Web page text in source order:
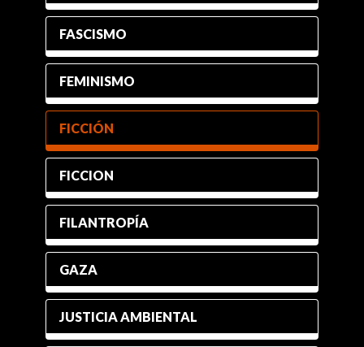
FASCISMO
FEMINISMO
FICCIÓN
FICCION
FILANTROPÍA
GAZA
JUSTICIA AMBIENTAL